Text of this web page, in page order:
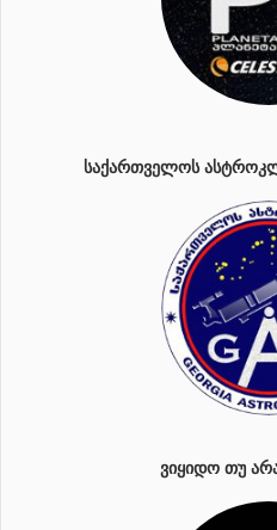
ᲡᲐᲥᲐᲠᲗᲕᲔᲚᲝᲡ
ᲕᲘᲧᲘᲓᲝ ᲗᲣ